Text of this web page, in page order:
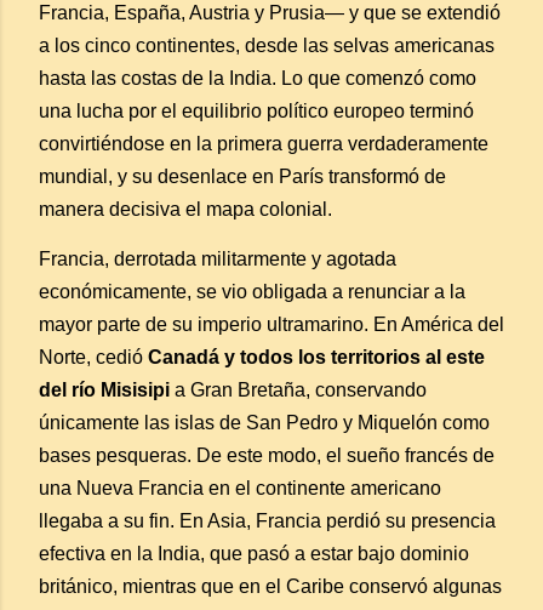
Francia, España, Austria y Prusia— y que se extendió
a los cinco continentes, desde las selvas americanas
hasta las costas de la India. Lo que comenzó como
una lucha por el equilibrio político europeo terminó
convirtiéndose en la primera guerra verdaderamente
mundial, y su desenlace en París transformó de
manera decisiva el mapa colonial.
Francia, derrotada militarmente y agotada
económicamente, se vio obligada a renunciar a la
mayor parte de su imperio ultramarino. En América del
Norte, cedió Canadá y todos los territorios al este
del río Misisipi a Gran Bretaña, conservando
únicamente las islas de San Pedro y Miquelón como
bases pesqueras. De este modo, el sueño francés de
una Nueva Francia en el continente americano
llegaba a su fin. En Asia, Francia perdió su presencia
efectiva en la India, que pasó a estar bajo dominio
británico, mientras que en el Caribe conservó algunas